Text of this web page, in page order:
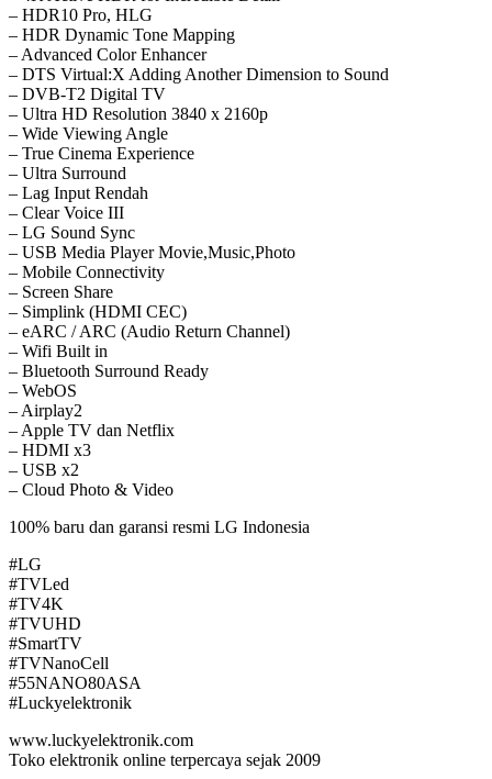
– HDR10 Pro, HLG
– HDR Dynamic Tone Mapping
– Advanced Color Enhancer
– DTS Virtual:X Adding Another Dimension to Sound
– DVB-T2 Digital TV
– Ultra HD Resolution 3840 x 2160p
– Wide Viewing Angle
– True Cinema Experience
– Ultra Surround
– Lag Input Rendah
– Clear Voice III
– LG Sound Sync
– USB Media Player Movie,Music,Photo
– Mobile Connectivity
– Screen Share
– Simplink (HDMI CEC)
– eARC / ARC (Audio Return Channel)
– Wifi Built in
– Bluetooth Surround Ready
– WebOS
– Airplay2
– Apple TV dan Netflix
– HDMI x3
– USB x2
– Cloud Photo & Video
100% baru dan garansi resmi LG Indonesia
#LG
#TVLed
#TV4K
#TVUHD
#SmartTV
#TVNanoCell
#55NANO80ASA
#Luckyelektronik
www.luckyelektronik.com
Toko elektronik online terpercaya sejak 2009